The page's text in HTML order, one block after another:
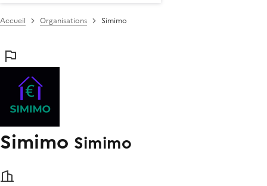
Accueil Organisations Simimo
Simimo Simimo